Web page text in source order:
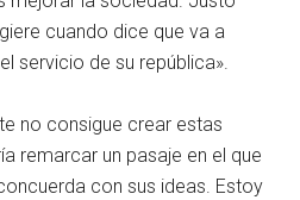
cuando dice que va a
servicio de su república».
no consigue crear estas
remarcar un pasaje en el que
con sus ideas. Estoy